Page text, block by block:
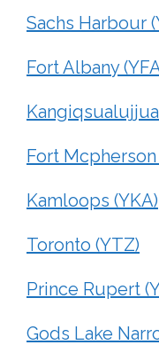
Sachs Harbour
Fort Albany
Fort Mcpherson
Kamloops (YKA)
Toronto (YTZ)
Prince Rupert
Gods Lake